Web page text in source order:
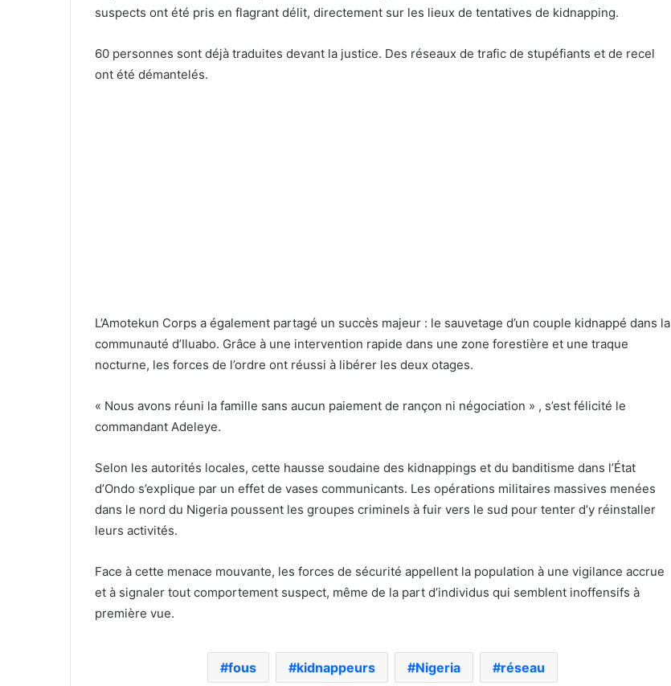
suspects ont été pris en flagrant délit, directement sur les lieux de tentatives de kidnapping.
60 personnes sont déjà traduites devant la justice. Des réseaux de trafic de stupéfiants et de recel
ont été démantelés.
L’Amotekun Corps a également partagé un succès majeur : le sauvetage d’un couple kidnappé dans la
communauté d’Iluabo. Grâce à une intervention rapide dans une zone forestière et une traque
nocturne, les forces de l’ordre ont réussi à libérer les deux otages.
« Nous avons réuni la famille sans aucun paiement de rançon ni négociation » , s’est félicité le
commandant Adeleye.
Selon les autorités locales, cette hausse soudaine des kidnappings et du banditisme dans l’État
d’Ondo s’explique par un effet de vases communicants. Les opérations militaires massives menées
dans le nord du Nigeria poussent les groupes criminels à fuir vers le sud pour tenter d’y réinstaller
leurs activités.
Face à cette menace mouvante, les forces de sécurité appellent la population à une vigilance accrue
et à signaler tout comportement suspect, même de la part d’individus qui semblent inoffensifs à
première vue.
fous kidnappeurs Nigeria réseau